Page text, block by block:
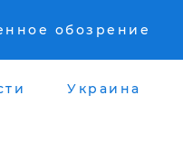
обозрение
Украина